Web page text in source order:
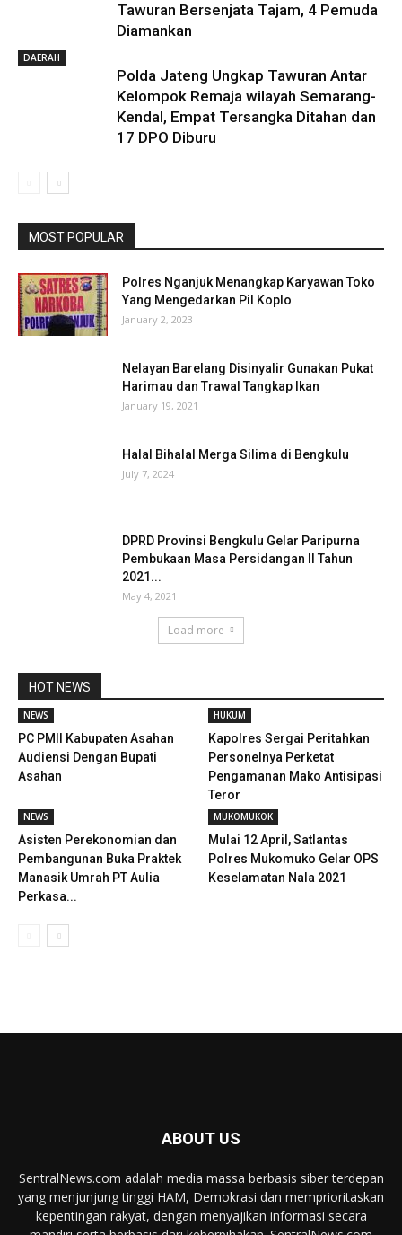
Tawuran Bersenjata Tajam, 4 Pemuda
Diamankan
DAERAH
Polda Jateng Ungkap Tawuran Antar
Kelompok Remaja wilayah Semarang-
Kendal, Empat Tersangka Ditahan dan
17 DPO Diburu
MOST POPULAR
Polres Nganjuk Menangkap Karyawan Toko
Yang Mengedarkan Pil Koplo
January 2, 2023
Nelayan Barelang Disinyalir Gunakan Pukat
Harimau dan Trawal Tangkap Ikan
January 19, 2021
Halal Bihalal Merga Silima di Bengkulu
July 7, 2024
DPRD Provinsi Bengkulu Gelar Paripurna
Pembukaan Masa Persidangan II Tahun
2021...
May 4, 2021
Load more
HOT NEWS
NEWS
PC PMII Kabupaten Asahan
Audiensi Dengan Bupati
Asahan
HUKUM
Kapolres Sergai Peritahkan
Personelnya Perketat
Pengamanan Mako Antisipasi
Teror
NEWS
Asisten Perekonomian dan
Pembangunan Buka Praktek
Manasik Umrah PT Aulia
Perkasa...
MUKOMUKOK
Mulai 12 April, Satlantas
Polres Mukomuko Gelar OPS
Keselamatan Nala 2021
ABOUT US
SentralNews.com adalah media massa berbasis siber terdepan
yang menjunjung tinggi HAM, Demokrasi dan memprioritaskan
kepentingan rakyat, dengan menyajikan informasi secara